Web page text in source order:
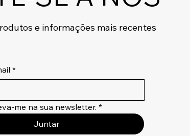
e informações mais recentes
*
me na sua newsletter. *
Juntar